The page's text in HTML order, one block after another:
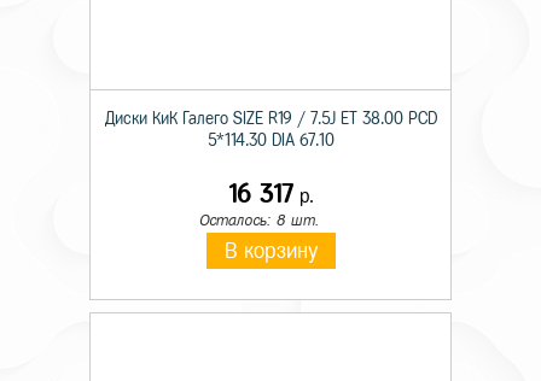
Диски КиК Галего SIZE R19 / 7.5J ET 38.00 PCD
5*114.30 DIA 67.10
16 317 р.
Осталось: 8 шт.
В корзину